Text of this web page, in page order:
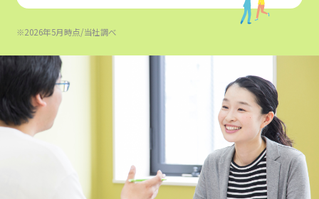
※2026年5月時点/当社調べ